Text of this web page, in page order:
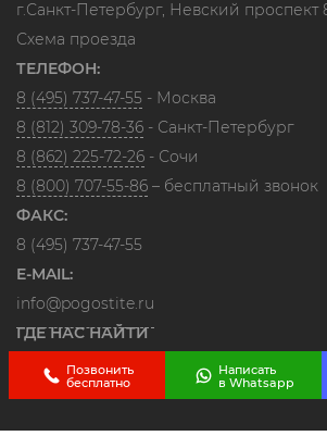
г.Санкт-Петербург, Невский проспект
Схема проезда
ТЕЛЕФОН:
8 (495) 737-47-55 - Москва
8 (812) 309-78-36 - Санкт-Петербург
8 (862) 225-72-26 - Сочи
8 (800) 707-55-86 – бесплатный звонок
ФАКС:
8 (495) 737-47-55
E-MAIL:
info@pogostite.ru
ГДЕ НАС НАЙТИ
Позвонить
бесплатно
Написать
в Whatsapp